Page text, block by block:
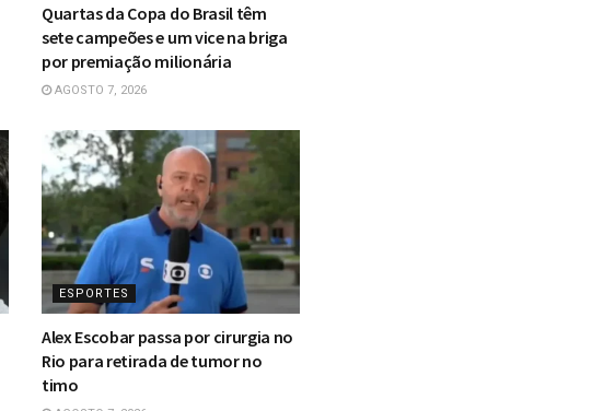
Quartas da Copa do Brasil têm
sete campeões e um vice na briga
por premiação milionária
AGOSTO 7, 2026
ESPORTES
Alex Escobar passa por cirurgia no
Rio para retirada de tumor no
timo